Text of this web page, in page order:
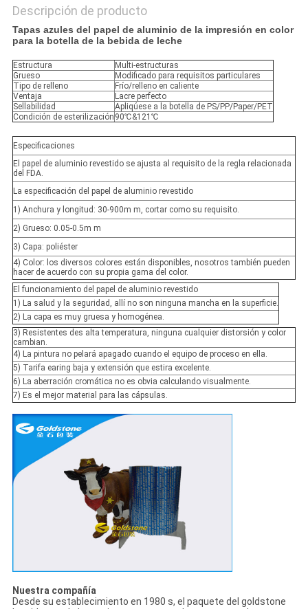
Descripción de producto
Tapas azules del papel de aluminio de la impresión en color
para la botella de la bebida de leche
Estructura
Multi-estructuras
Grueso
Modificado para requisitos particulares
Tipo de relleno
Frío/relleno en caliente
Ventaja
Lacre perfecto
Sellabilidad
Apliqúese a la botella de PS/PP/Paper/PET
Condición de esterilización 90℃&121℃
Especificaciones
El papel de aluminio revestido se ajusta al requisito de la regla relacionada
del FDA.
La especificación del papel de aluminio revestido
1) Anchura y longitud: 30-900m m, cortar como su requisito.
2) Grueso: 0.05-0.5m m
3) Capa: poliéster
4) Color: los diversos colores están disponibles, nosotros también pueden
hacer de acuerdo con su propia gama del color.
El funcionamiento del papel de aluminio revestido
1) La salud y la seguridad, allí no son ninguna mancha en la superficie.
2) La capa es muy gruesa y homogénea.
3) Resistentes des alta temperatura, ninguna cualquier distorsión y color
cambian.
4) La pintura no pelará apagado cuando el equipo de proceso en ella.
5) Tarifa earing baja y extensión que estira excelente.
6) La aberración cromática no es obvia calculando visualmente.
7) Es el mejor material para las cápsulas.
Nuestra compañía
Desde su establecimiento en 1980 s, el paquete del goldstone